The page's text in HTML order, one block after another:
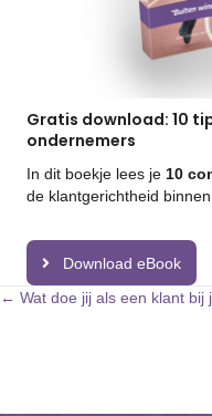
Gratis download: 10
ondernemers
In dit boekje lees je 10
de klantgerichtheid
Download eBook
Posts
← Wat doe jij als een klant bij